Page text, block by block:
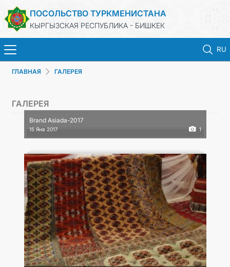
ПОСОЛЬСТВО ТУРКМЕНИСТАНА
КЫРГЫЗСКАЯ РЕСПУБЛИКА - БИШКЕК
RU
ПРАЗДНИЧНЫЕ И ПАМЯТНЫЕ ДНИ
КОНСУЛЬСКИЕ УСЛУГИ
МИД
КОНТАКТНЫЕ ДАННЫЕ
ГЛАВНАЯ ГАЛЕРЕЯ
ГАЛЕРЕЯ
Brand Asiada-2017
15 Янв 2017 1